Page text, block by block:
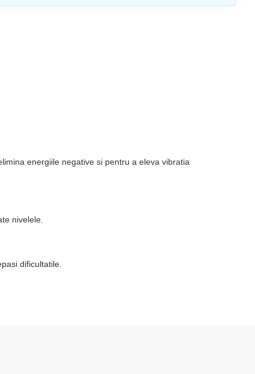
energiile negative si pentru a eleva vibratia
nivelele.
dificultatile.